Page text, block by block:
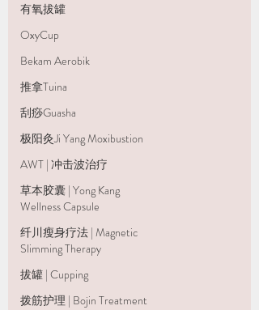
有氧拔罐
OxyCup
Bekam Aerobik
推拿Tuina
刮痧Guasha
极阳灸Ji Yang Moxibustion
AWT | 冲击波治疗
草本胶囊 | Yong Kang
Wellness Capsule
纤川瘦身疗法 | Magnetic
Slimming Therapy
拔罐 | Cupping
拨筋护理 | Bojin Treatment